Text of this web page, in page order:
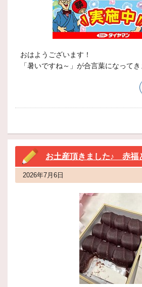
おはようございます！
「暑いですね～」が合言葉になってき
お土産頂きました♪ 赤福
2026年7月6日